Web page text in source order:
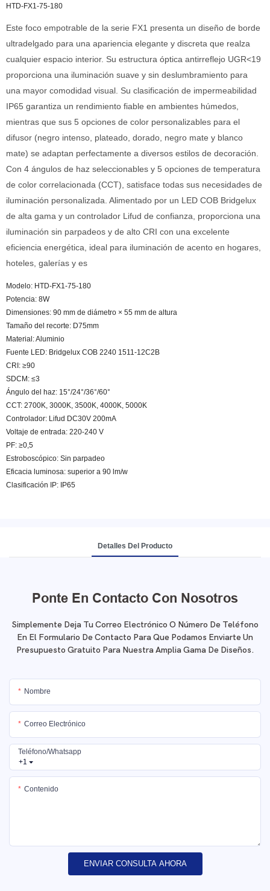
HTD-FX1-75-180
Este foco empotrable de la serie FX1 presenta un diseño de borde
ultradelgado para una apariencia elegante y discreta que realza
cualquier espacio interior. Su estructura óptica antirreflejo UGR<19
proporciona una iluminación suave y sin deslumbramiento para
una mayor comodidad visual. Su clasificación de impermeabilidad
IP65 garantiza un rendimiento fiable en ambientes húmedos,
mientras que sus 5 opciones de color personalizables para el
difusor (negro intenso, plateado, dorado, negro mate y blanco
mate) se adaptan perfectamente a diversos estilos de decoración.
Con 4 ángulos de haz seleccionables y 5 opciones de temperatura
de color correlacionada (CCT), satisface todas sus necesidades de
iluminación personalizada. Alimentado por un LED COB Bridgelux
de alta gama y un controlador Lifud de confianza, proporciona una
iluminación sin parpadeos y de alto CRI con una excelente
eficiencia energética, ideal para iluminación de acento en hogares,
hoteles, galerías y es
Modelo: HTD-FX1-75-180
Potencia: 8W
Dimensiones: 90 mm de diámetro × 55 mm de altura
Tamaño del recorte: D75mm
Material: Aluminio
Fuente LED: Bridgelux COB 2240 1511-12C2B
CRI: ≥90
SDCM: ≤3
Ángulo del haz: 15°/24°/36°/60°
CCT: 2700K, 3000K, 3500K, 4000K, 5000K
Controlador: Lifud DC30V 200mA
Voltaje de entrada: 220-240 V
PF: ≥0,5
Estroboscópico: Sin parpadeo
Eficacia luminosa: superior a 90 lm/w
Clasificación IP: IP65
Detalles Del Producto
Ponte En Contacto Con Nosotros
Simplemente Deja Tu Correo Electrónico O Número De Teléfono
En El Formulario De Contacto Para Que Podamos Enviarte Un
Presupuesto Gratuito Para Nuestra Amplia Gama De Diseños.
Nombre
Correo Electrónico
+1
Teléfono/whatsapp
Contenido
ENVIAR CONSULTA AHORA